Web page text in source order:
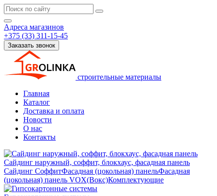
Адреса магазинов
+375 (33) 311-15-45
Заказать звонок
строительные материалы
Главная
Каталог
Доставка и оплата
Новости
О нас
Контакты
Сайдинг наружный, соффит, блокхаус, фасадная панель
Сайдинг СоффитФасадная (цокольная) панельФасадная
(цокольная) панель VOX(Вокс)Комплектующие